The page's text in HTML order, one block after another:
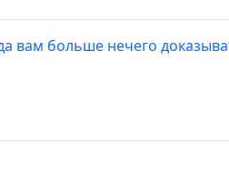
вам больше нечего